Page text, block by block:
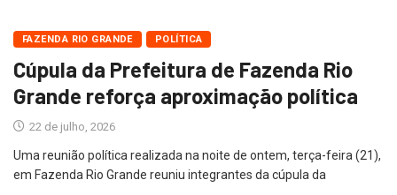
FAZENDA RIO GRANDE POLÍTICA
Cúpula da Prefeitura de Fazenda Rio
Grande reforça aproximação política
22 de julho, 2026
Uma reunião política realizada na noite de ontem, terça-feira (21),
em Fazenda Rio Grande reuniu integrantes da cúpula da